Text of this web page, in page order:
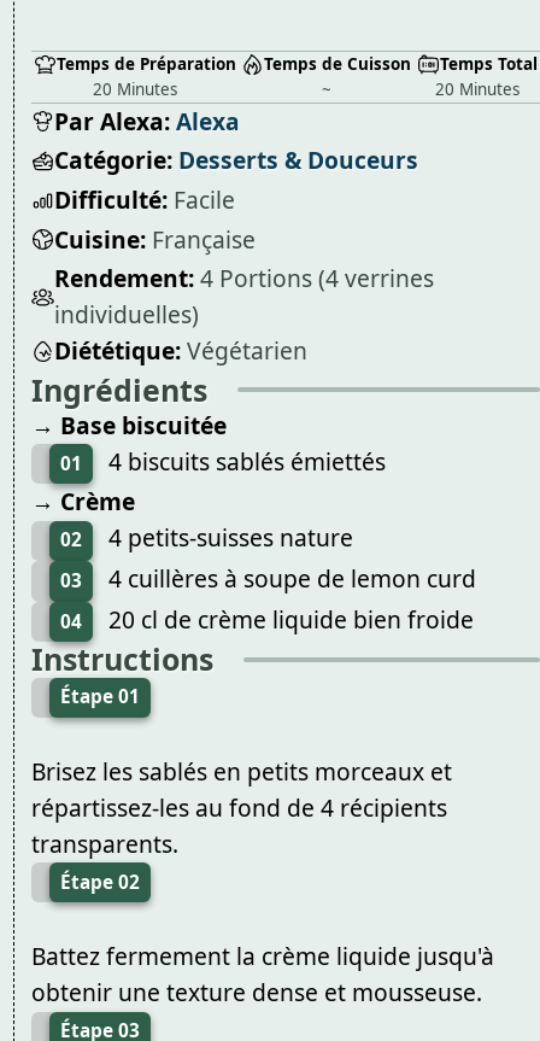
Temps de Préparation
20 Minutes
Temps de Cuisson
~
Temps Total
20 Minutes
Par Alexa:Alexa
Catégorie: Desserts & Douceurs
Difficulté: Facile
Cuisine: Française
Rendement:4 Portions (4 verrines
individuelles)
Diététique:Végétarien
Ingrédients
→ Base biscuitée
01
4 biscuits sablés émiettés
→ Crème
02 4 petits-suisses nature
03 4 cuillères à soupe de lemon curd
04 20 cl de crème liquide bien froide
Instructions
Étape 01
Brisez les sablés en petits morceaux et
répartissez-les au fond de 4 récipients
transparents.
Étape 02
Battez fermement la crème liquide jusqu'à
obtenir une texture dense et mousseuse.
Étape 03